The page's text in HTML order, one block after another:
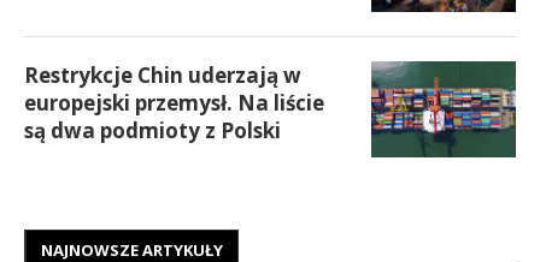
Restrykcje Chin uderzają w
europejski przemysł. Na liście
są dwa podmioty z Polski
NAJNOWSZE ARTYKUŁY